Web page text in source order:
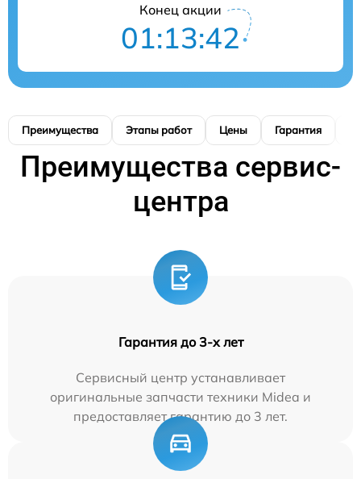
Конец акции
01:13:41
Преимущества Этапы работ Цены Гарантия
Преимущества сервис-
центра
Гарантия до 3-х лет
Сервисный центр устанавливает
оригинальные запчасти техники Midea и
предоставляет гарантию до 3 лет.